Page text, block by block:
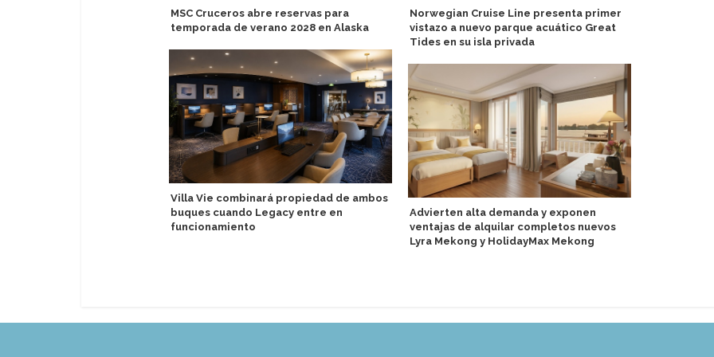
MSC Cruceros abre reservas para
temporada de verano 2028 en Alaska
Villa Vie combinará propiedad de ambos
buques cuando Legacy entre en
funcionamiento
Norwegian Cruise Line presenta primer
vistazo a nuevo parque acuático Great
Tides en su isla privada
Advierten alta demanda y exponen
ventajas de alquilar completos nuevos
Lyra Mekong y HolidayMax Mekong